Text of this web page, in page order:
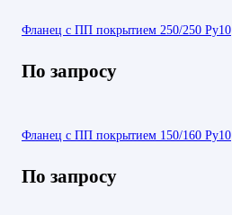
Фланец с ПП покрытием 250/250 Ру10
По запросу
Фланец с ПП покрытием 150/160 Ру10
По запросу